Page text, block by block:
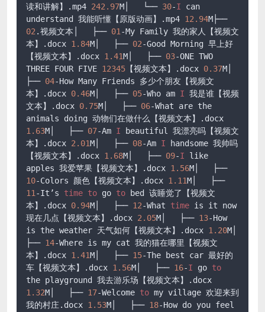
读和讲解】
.mp4 242.97M│   └── 30-I can
understand 我能听懂【原版动画】
.mp4 12.94
M├──
02 .视频文本│   ├── 01 -My Family 我的家人【视频文
本】
.docx 1.84M│   ├── 02-Good Morning 早上好
【视频文本】
.docx 1.41M│   ├── 03-ONE TWO
THREE FOUR FIVE 12345 【视频文本】 .docx 0.37M│
├── 04-How Many Friends 多少个朋友【视频文
本】
.docx 0.46M│   ├── 05-Who am I 我是谁【视频
文本】
.docx 0.75M│   ├── 06-What are the
animals doing 动物们在做什么【视频文本】
.docx
1.63M│   ├── 07-Am I beautiful 我漂亮吗【视频文
本】
.docx 2.01M│   ├── 08-Am I handsome 我帅吗
【视频文本】
.docx 1.68M│   ├── 09-I like
apples 我爱苹果【视频文本】
.docx 1.56
M│   ├──
10-Colors 颜色【视频文本】 .docx 1.11
M│   ├──
11 -It’s time to go to bed 该睡觉了【视频文
本】
.docx 0.94M│   ├── 12-What time is it now
现在几点【视频文本】
.docx 2.05M│   ├── 13-How
is the weather 天气如何【视频文本】
.docx 1.20M│
├── 14-Where is my cat 我的猫在哪里【视频文
本】
.docx 1.41M│   ├── 15-The best car 最好的
车【视频文本】
.docx 1.56M│   ├── 16-I go to
the playground 我去游乐场【视频文本】
.docx
1.32M│   ├── 17-Welcome to my village 欢迎来到
我的村庄 .docx 1.53M│   ├── 18-How do you feel